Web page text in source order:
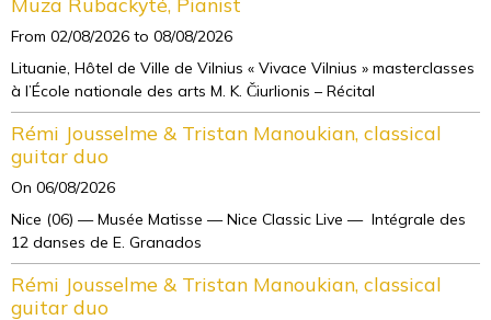
From 02/08/2026 to 08/08/2026
Lituanie, Hôtel de Ville de Vilnius « Vivace Vilnius » masterclasses
à l’École nationale des arts M. K. Čiurlionis – Récital
Rémi Jousselme & Tristan Manoukian, classical
guitar duo
On 06/08/2026
Nice (06) — Musée Matisse — Nice Classic Live — Intégrale des
12 danses de E. Granados
Rémi Jousselme & Tristan Manoukian, classical
guitar duo